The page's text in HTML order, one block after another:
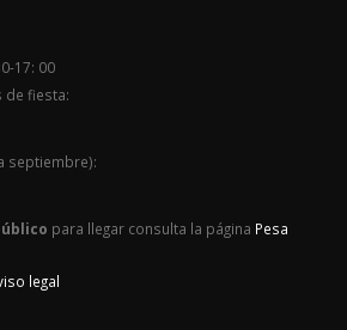
17: 00
de fiesta:
septiembre):
para llegar consulta la página Pesa
legal